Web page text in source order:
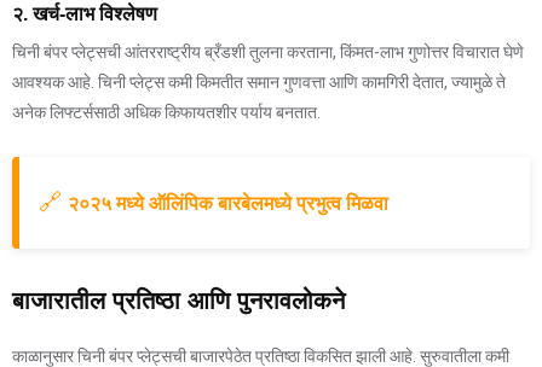
२. खर्च-लाभ विश्लेषण
चिनी बंपर प्लेट्सची आंतरराष्ट्रीय ब्रँडशी तुलना करताना, किंमत-लाभ गुणोत्तर विचारात घेणे
आवश्यक आहे. चिनी प्लेट्स कमी किमतीत समान गुणवत्ता आणि कामगिरी देतात, ज्यामुळे ते
अनेक लिफ्टर्ससाठी अधिक किफायतशीर पर्याय बनतात.
🔗 २०२५ मध्ये ऑलिंपिक बारबेलमध्ये प्रभुत्व मिळवा
बाजारातील प्रतिष्ठा आणि पुनरावलोकने
काळानुसार चिनी बंपर प्लेट्सची बाजारपेठेत प्रतिष्ठा विकसित झाली आहे. सुरुवातीला कमी